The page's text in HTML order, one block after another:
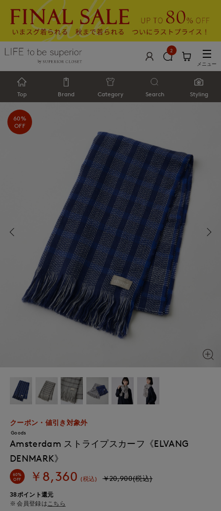
2
メニュー
Top Brand Category Search Styling
60%
OFF
クーポン・値引き対象外
Goods
Amsterdam ストライプスカーフ《ELVANG
DENMARK》
60%
OFF ￥8,360 (税込) ￥20,900(税込)
38ポイント還元
会員登録はこちら